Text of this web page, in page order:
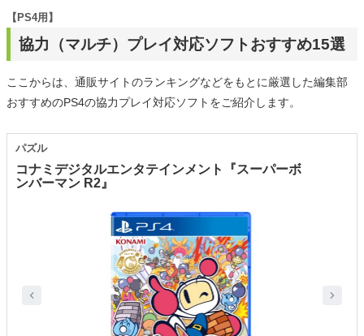
協力（マルチ）プレイ対応ソフトおすすめ15選
【PS4用】
ここからは、通販サイトのランキングなどをもとに厳選した編集部
おすすめのPS4の協力プレイ対応ソフトをご紹介します。
コナミデジタルエンタテインメント『スーパーボ
ンバーマン R2』
パズル